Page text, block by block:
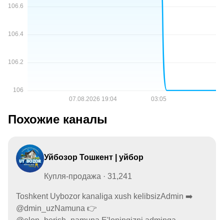
Похожие каналы
Уйбозор Тошкент | уйбор
Купля-продажа · 31,241
Toshkent Uybozor kanaliga xush kelibsizAdmin ➡️
@dmin_uzNamuna 👉